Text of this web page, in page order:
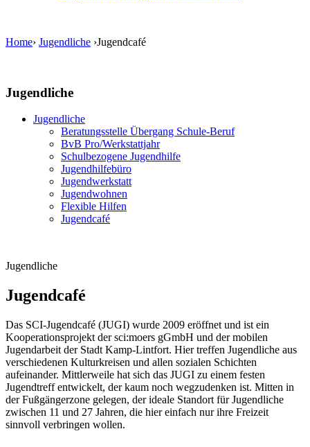
Home› Jugendliche ›Jugendcafé
Jugendliche
Jugendliche
Beratungsstelle Übergang Schule-Beruf
BvB Pro/Werkstattjahr
Schulbezogene Jugendhilfe
Jugendhilfebüro
Jugendwerkstatt
Jugendwohnen
Flexible Hilfen
Jugendcafé
Jugendliche
Jugendcafé
Das SCI-Jugendcafé (JUGI) wurde 2009 eröffnet und ist ein
Kooperationsprojekt der sci:moers gGmbH und der mobilen
Jugendarbeit der Stadt Kamp-Lintfort. Hier treffen Jugendliche aus
verschiedenen Kulturkreisen und allen sozialen Schichten
aufeinander. Mittlerweile hat sich das JUGI zu einem festen
Jugendtreff entwickelt, der kaum noch wegzudenken ist. Mitten in
der Fußgängerzone gelegen, der ideale Standort für Jugendliche
zwischen 11 und 27 Jahren, die hier einfach nur ihre Freizeit
sinnvoll verbringen wollen.